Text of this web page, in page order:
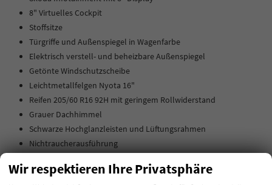
8" Virtuelles Cockpit
Stoffsitze
Türgriffe und Außenspiegel in Wagenfarbe
Elektrisch verstell- und beheizbare Außenspiegel
Getönte Windschutzscheibe
Leichtmetallfelgen Nyota 16"
Reifen 205/60 R16 92H mit geringem Rollwiderstand
Grauer Dachhimmel
Schwarze Hochglanzleisten und Lüftungsrahmen
Nichtraucherausführung
Leder-Schaltknauf
Wir respektieren Ihre Privatsphäre